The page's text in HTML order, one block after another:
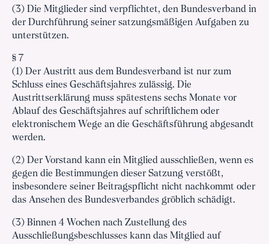
(3) Die Mitglieder sind verpflichtet, den Bundesverband in
der Durchführung seiner satzungsmäßigen Aufgaben zu
unterstützen.
§ 7
(1) Der Austritt aus dem Bundesverband ist nur zum
Schluss eines Geschäftsjahres zulässig. Die
Austrittserklärung muss spätestens sechs Monate vor
Ablauf des Geschäftsjahres auf schriftlichem oder
elektronischem Wege an die Geschäftsführung abgesandt
werden.
(2) Der Vorstand kann ein Mitglied ausschließen, wenn es
gegen die Bestimmungen dieser Satzung verstößt,
insbesondere seiner Beitragspflicht nicht nachkommt oder
das Ansehen des Bundesverbandes gröblich schädigt.
(3) Binnen 4 Wochen nach Zustellung des
Ausschließungsbeschlusses kann das Mitglied auf